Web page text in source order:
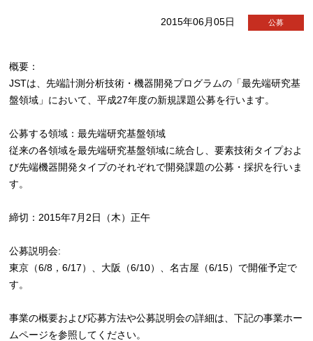
2015年06月05日 公募
概要：
JSTは、先端計測分析技術・機器開発プログラムの「最先端研究基
盤領域」において、平成27年度の新規課題公募を行います。
公募する領域：最先端研究基盤領域
従来の各領域を最先端研究基盤領域に統合し、要素技術タイプおよ
び先端機器開発タイプのそれぞれで開発課題の公募・採択を行いま
す。
締切：2015年7月2日（木）正午
公募説明会:
東京（6/8，6/17）、大阪（6/10）、名古屋（6/15）で開催予定で
す。
事業の概要および応募方法や公募説明会の詳細は、下記の事業ホー
ムページを参照してください。